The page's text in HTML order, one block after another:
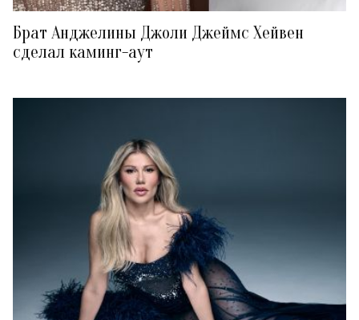
Брат Анджелины Джоли Джеймс Хейвен
сделал каминг-аут